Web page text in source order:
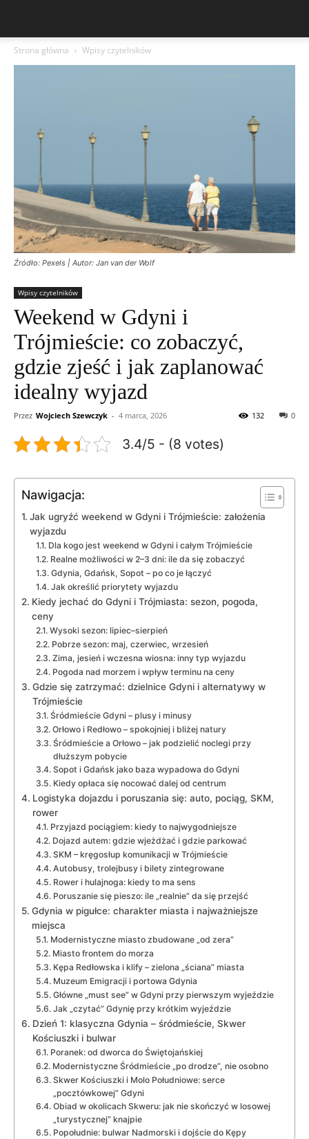
Strona główna Wpisy czytelników
Źródło: Pexels | Autor: Jan van der Wolf
Wpisy czytelników
Weekend w Gdyni i
Trójmieście: co zobaczyć,
gdzie zjeść i jak zaplanować
idealny wyjazd
Przez Wojciech Szewczyk - 4 marca, 2026 0
132
3.4/5 - (8 votes)
Nawigacja:
Jak ugryźć weekend w Gdyni i Trójmieście: założenia
wyjazdu
Dla kogo jest weekend w Gdyni i całym Trójmieście
Realne możliwości w 2–3 dni: ile da się zobaczyć
Gdynia, Gdańsk, Sopot – po co je łączyć
Jak określić priorytety wyjazdu
Kiedy jechać do Gdyni i Trójmiasta: sezon, pogoda,
ceny
Wysoki sezon: lipiec–sierpień
Pobrze sezon: maj, czerwiec, wrzesień
Zima, jesień i wczesna wiosna: inny typ wyjazdu
Pogoda nad morzem i wpływ terminu na ceny
Gdzie się zatrzymać: dzielnice Gdyni i alternatywy w
Trójmieście
Śródmieście Gdyni – plusy i minusy
Orłowo i Redłowo – spokojniej i bliżej natury
Śródmieście a Orłowo – jak podzielić noclegi przy
dłuższym pobycie
Sopot i Gdańsk jako baza wypadowa do Gdyni
Kiedy opłaca się nocować dalej od centrum
Logistyka dojazdu i poruszania się: auto, pociąg, SKM,
rower
Przyjazd pociągiem: kiedy to najwygodniejsze
Dojazd autem: gdzie wjeżdżać i gdzie parkować
SKM – kręgosłup komunikacji w Trójmieście
Autobusy, trolejbusy i bilety zintegrowane
Rower i hulajnoga: kiedy to ma sens
Poruszanie się pieszo: ile „realnie” da się przejść
Gdynia w pigułce: charakter miasta i najważniejsze
miejsca
Modernistyczne miasto zbudowane „od zera”
Miasto frontem do morza
Kępa Redłowska i klify – zielona „ściana” miasta
Muzeum Emigracji i portowa Gdynia
Główne „must see” w Gdyni przy pierwszym wyjeździe
Jak „czytać” Gdynię przy krótkim wyjeździe
Dzień 1: klasyczna Gdynia – śródmieście, Skwer
Kościuszki i bulwar
Poranek: od dworca do Świętojańskiej
Modernistyczne Śródmieście „po drodze”, nie osobno
Skwer Kościuszki i Molo Południowe: serce
„pocztówkowej” Gdyni
Obiad w okolicach Skweru: jak nie skończyć w losowej
„turystycznej” knajpie
Popołudnie: bulwar Nadmorski i dojście do Kępy